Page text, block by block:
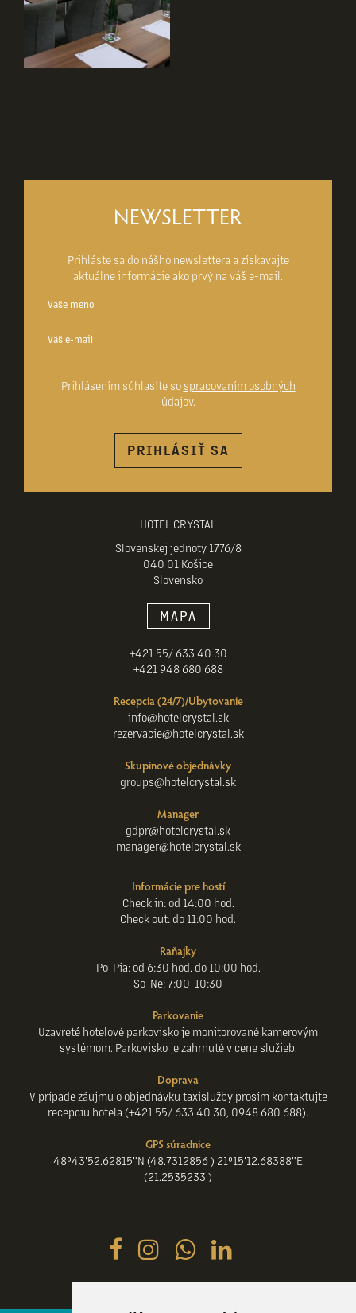
HOTEL CRYSTAL
Slovenskej jednoty 1776/8
040 01 Košice
Slovensko
MAPA
+421 55/ 633 40 30
+421 948 680 688
Recepcia (24/7)/Ubytovanie
info@hotelcrystal.sk
rezervacie@hotelcrystal.sk
Skupinové objednávky
groups@hotelcrystal.sk
Manager
gdpr@hotelcrystal.sk
manager@hotelcrystal.sk
Informácie pre hostí
Check in: od 14:00 hod.
Check out: do 11:00 hod.
Raňajky
Po-Pia: od 6:30 hod. do 10:00 hod.
So-Ne: 7:00-10:30
Parkovanie
Uzavreté hotelové parkovisko je monitorované kamerovým
systémom. Parkovisko je zahrnuté v cene služieb.
Doprava
V prípade záujmu o objednávku taxislužby prosím kontaktujte
recepciu hotela (+421 55/ 633 40 30, 0948 680 688).
GPS súradnice
48°43'52.62815"N (48.7312856 ) 21°15'12.68388"E
(21.2535233 )
NEWSLETTER
Prihláste sa do nášho newslettera a získavajte
aktuálne informácie ako prvý na váš e-mail.
Prihlásením súhlasíte so spracovaním osobných
údajov.
PRIHLÁSIŤ SA